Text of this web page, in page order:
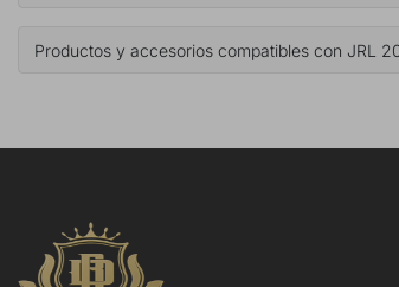
Productos y accesorios compatibles con JRL